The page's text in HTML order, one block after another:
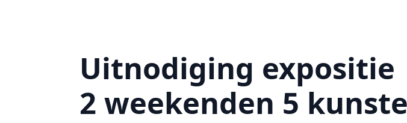
Uitnodiging expositie
2 weekenden 5